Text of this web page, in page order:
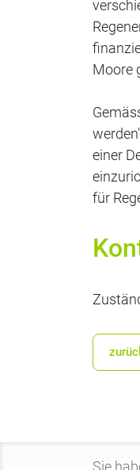
Moore
einer
für